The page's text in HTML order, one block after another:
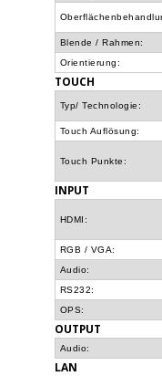
Blende / Rahmen:
Orientierung:
TOUCH
Typ/ Technologie:
Touch Auflösung:
Touch Punkte:
INPUT
HDMI:
RGB / VGA:
Audio:
RS232:
OPS:
OUTPUT
Audio:
LAN